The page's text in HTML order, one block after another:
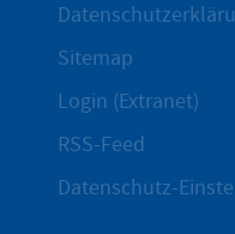
Sitemap
Login (Extranet)
RSS-Feed
Datenschutz-